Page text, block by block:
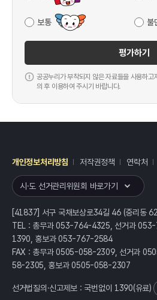
보통 불
평가하기
공공누리가 부착되지 않은 자료들을 사용하고
의 후 이용하여 주시기 바랍니다.
개인정보처리방침 저작권정책 연락처
시·도 선거관리위원회 바로가기
[41837] 서구 국채보상로34길 46 (중리동
TEL : 총무과 053-764-4325, 선거과
1390, 홍보과 053-767-2584
FAX : 총무과 0505-058-2309, 선거과
58-2305, 홍보과 0505-058-2307
선거법질의·신고제보 : 국번없이 1390(유료)